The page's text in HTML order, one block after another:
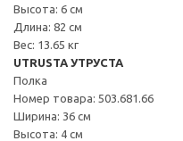
Высота: 6 см
Длина: 82 см
Вес: 13.65 кг
UTRUSTA УТРУСТА
Полка
Номер товара: 503.681.66
Ширина: 36 см
Высота: 4 см